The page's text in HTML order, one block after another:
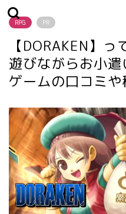
RPG PR
【DORAKEN】
遊びながらお小
ゲームの口コミ